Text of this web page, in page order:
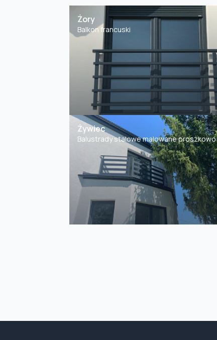
Żory
Balkon francuski
Żywiec
Balustrady stalowe malowane proszkowo